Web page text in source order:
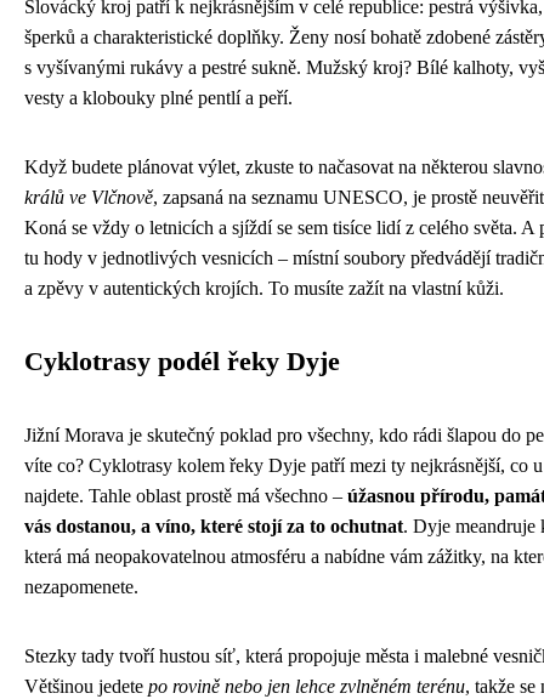
Slovácký kroj patří k nejkrásnějším v celé republice: pestrá výšivka,
šperků a charakteristické doplňky. Ženy nosí bohatě zdobené
s vyšívanými rukávy a pestré sukně. Mužský kroj? Bílé kalhoty,
vesty a klobouky plné pentlí a peří.
Když budete plánovat výlet, zkuste to načasovat na některou
králů ve Vlčnově, zapsaná na seznamu UNESCO, je prostě
Koná se vždy o letnicích a sjíždí se sem tisíce lidí z celého světa. A
tu hody v jednotlivých vesnicích – místní soubory předvádějí
a zpěvy v autentických krojích. To musíte zažít na vlastní kůži.
Cyklotrasy podél řeky Dyje
Jižní Morava je skutečný poklad pro všechny, kdo rádi šlapou do
víte co? Cyklotrasy kolem řeky Dyje patří mezi ty nejkrásnější, co u
najdete. Tahle oblast prostě má všechno – úžasnou přírodu,
vás dostanou, a víno, které stojí za to ochutnat. Dyje meandruje
která má neopakovatelnou atmosféru a nabídne vám zážitky, na
nezapomenete.
Stezky tady tvoří hustou síť, která propojuje města i malebné
Většinou jedete po rovině nebo jen lehce zvlněném terénu, takže se